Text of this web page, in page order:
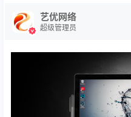
艺优网络
超级管理员